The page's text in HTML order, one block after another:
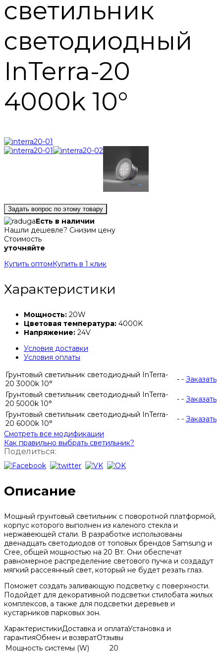
светильник
светодиодный
InTerra-20
4000k 10°
Задать вопрос по этому товару
Есть в наличии
Нашли дешевле? Снизим цену
Стоимость
уточняйте
Купить оптом Купить в 1 клик
Характеристики
Мощность: 20W
Цветовая температура: 4000K
Напряжение: 24V
Условия доставки
Условия оплаты
Грунтовый светильник светодиодный InTerra-
20 3000k 10°
- - Заказать
Грунтовый светильник светодиодный InTerra-
20 5000k 10°
- - Заказать
Грунтовый светильник светодиодный InTerra-
20 6000k 10°
- - Заказать
Смотреть все модификации
Как правильно выбрать светильник?
Поделиться:
Описание
Мощный грунтовый светильник с поворотной платформой,
корпус которого выполнен из каленого стекла и
нержавеющей стали. В разработке использованы
двенадцать светодиодов от топовых брендов Samsung и
Cree, общей мощностью на 20 Вт. Они обеспечат
равномерное распределение светового пучка и создадут
мягкий рассеянный свет, который не будет резать глаз.
Поможет создать заливающую подсветку с поверхности.
Подойдет для декоративной подсветки стилобата жилых
комплексов, а также для подсветки деревьев и
кустарников парковых зон.
ХарактеристикиДоставка и оплатаУстановка и
гарантияОбмен и возвратОтзывы
Мощность системы (W)
20